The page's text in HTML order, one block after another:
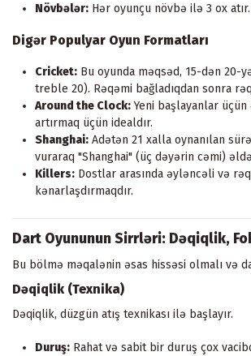
Növbələr: Hər oyunçu növbə ilə 3 ox
Digər Populyar Oyun Formatları
Cricket: Bu oyunda məqsəd, 15-dən 20-
treble 20). Rəqəmi bağladıqdan sonra
Around the Clock:Yeni başlayanlar
artırmaq üçün idealdır.
Shanghai: Adətən 21 xalla oynanılan
vuraraq "Shanghai" (üç dəyərin cəmi)
Killers: Dostlar arasında əyləncəli və
kənarlaşdırmaqdır.
Dart Oyununun Sirrləri: Dəqiqlik,
Bu bölmə məqalənin əsas hissəsi olmalı və
Dəqiqlik (Texnika)
Dəqiqlik, düzgün atış texnikası ilə başlayır.
Duruş: Rahat və sabit bir duruş çox